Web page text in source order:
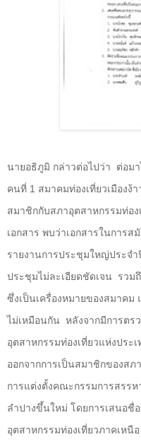
นายอธิภูมิ กล่าวต่อไปว่า ต่อม
คนที่ 1 สมาคมท่องเที่ยวเมืองง้
สมาชิกกับสภาอุตสาหกรรมท่อง
เอกสาร พบว่าเอกสารในการ
รายงานการประชุมใหญ่ประจำ
ประชุมไม่ละเอียดชัดเจน รวม
ซึ่งเป็นเครื่องหมายของสมาค
ไม่เหมือนกัน หลังจากมีการตร
อุตสาหกรรมท่องเที่ยวแห่งประ
ออกจากการเป็นสมาชิกของส
การแต่งตั้งคณะกรรมการสรร
ลำปางขึ้นใหม่ โดยการเสนอชื่
อุตสาหกรรมท่องเที่ยวภาคเห